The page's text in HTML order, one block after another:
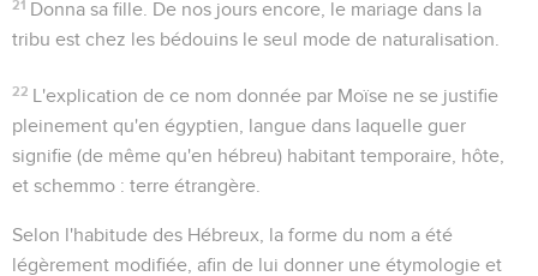
21 Donna sa fille . De nos jours encore, le mariage dans la
tribu est chez les bédouins le seul mode de naturalisation.
22 L'explication de ce nom donnée par Moïse ne se justifie
pleinement qu'en égyptien, langue dans laquelle guer
signifie (de même qu'en hébreu) habitant temporaire, hôte
et schemmo : terre étrangère
Selon l'habitude des Hébreux, la forme du nom a été
légèrement modifiée, afin de lui donner une étymologie et